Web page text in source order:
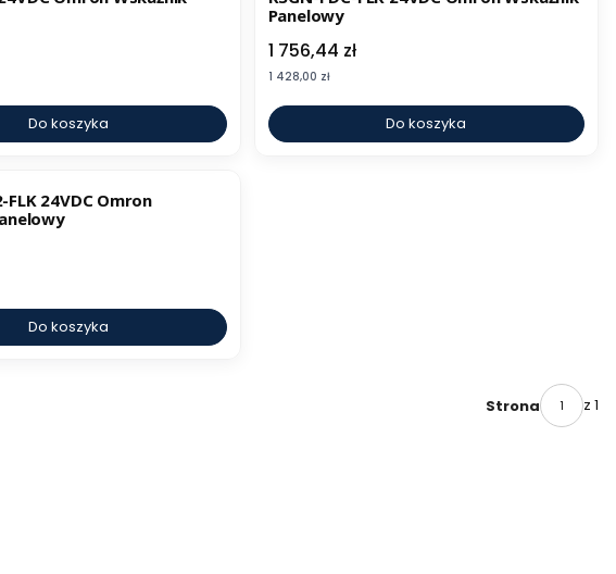
Do koszyka
Panelowy
Cena
1 756,44 zł
Cena
1 428,00 zł
Do koszyka
FLK 24VDC Omron
Do koszyka
Strona z 1